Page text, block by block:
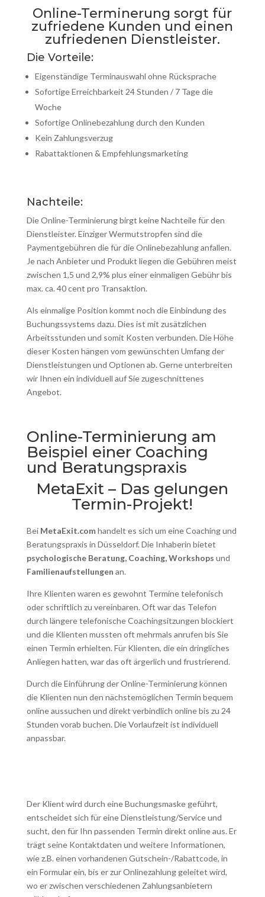
Online-Terminerung sorgt für
zufriedene Kunden und einen
zufriedenen Dienstleister.
Die Vorteile:
Eigenständige Terminauswahl ohne Rücksprache
Sofortige Erreichbarkeit 24 Stunden / 7 Tage die
Woche
Sofortige Onlinebezahlung durch den Kunden
Kein Zahlungsverzug
Rabattaktionen & Empfehlungsmarketing
Nachteile:
Die Online-Terminierung birgt keine Nachteile für den
Dienstleister. Einziger Wermutstropfen sind die
Paymentgebühren die für die Onlinebezahlung anfallen.
Je nach Anbieter und Produkt liegen die Gebühren meist
zwischen 1,5 und 2,9% plus einer einmaligen Gebühr bis
max. ca. 40 cent pro Transaktion.
Als einmalige Position kommt noch die Einbindung des
Buchungssystems dazu. Dies ist mit zusätzlichen
Arbeitsstunden und somit Kosten verbunden. Die Höhe
dieser Kosten hängen vom gewünschten Umfang der
Dienstleistungen und Optionen ab. Gerne unterbreiten
wir Ihnen ein individuell auf Sie zugeschnittenes
Angebot.
Online-Terminierung am
Beispiel einer Coaching
und Beratungspraxis
MetaExit – Das gelungen
Termin-Projekt!
Bei MetaExit.comhandelt es sich um eine Coaching und
Beratungspraxis in Düsseldorf. Die Inhaberin bietet
psychologische Beratung, Coaching, Workshops und
Familienaufstellungen an.
Ihre Klienten waren es gewohnt Termine telefonisch
oder schriftlich zu vereinbaren. Oft war das Telefon
durch längere telefonische Coachingsitzungen blockiert
und die Klienten mussten oft mehrmals anrufen bis Sie
einen Termin erhielten. Für Klienten, die ein dringliches
Anliegen hatten, war das oft ärgerlich und frustrierend.
Durch die Einführung der Online-Terminierung können
die Klienten nun den nächstemöglichen Termin bequem
online aussuchen und direkt verbindlich online bis zu 24
Stunden vorab buchen. Die Vorlaufzeit ist individuell
anpassbar.
Der Klient wird durch eine Buchungsmaske geführt,
entscheidet sich für eine Dienstleistung/Service und
sucht, den für Ihn passenden Termin direkt online aus. Er
trägt seine Kontaktdaten und weitere Informationen,
wie z.B. einen vorhandenen Gutschein-/Rabattcode, in
ein Formular ein, bis er zur Onlinezahlung geleitet wird,
wo er zwischen verschiedenen Zahlungsanbietern